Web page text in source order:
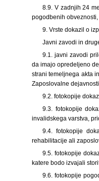
8.9. V zadnjih 24
pogodbenih
9. Vrste dokazil o
Javni zavodi in
9.1. javni zavodi
da imajo opredeljeno
strani temeljnega akta
Zaposlovalne
9.2. fotokopije
9.3. fotokopije
invalidskega varstva,
9.4. fotokopije
rehabilitacije ali
9.5. fotokopije
katere bodo izvajali
9.6. fotokopije